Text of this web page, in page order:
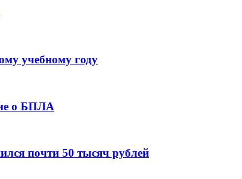
учебному году
о БПЛА
почти 50 тысяч рублей